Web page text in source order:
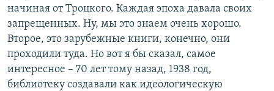
начиная от Троцкого. Каждая эпоха давала своих
запрещенных. Ну, мы это знаем очень хорошо.
Второе, это зарубежные книги, конечно, они
проходили туда. Но вот я бы сказал, самое
интересное – 70 лет тому назад, 1938 год,
библиотеку создавали как идеологическую